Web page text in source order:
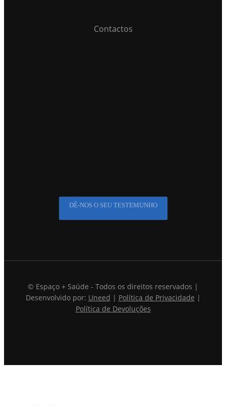
Contactos
DÊ-NOS O SEU TESTEMUNHO
© Espaço + Saúde - Todos os direitos reservados |
Desenvolvido por: Uneed | Política de Privacidade |
Política de Devoluções